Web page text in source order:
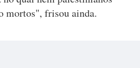
mortos", frisou ainda.